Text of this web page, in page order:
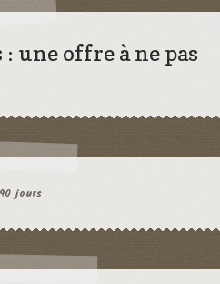
une offre à ne pas
jours